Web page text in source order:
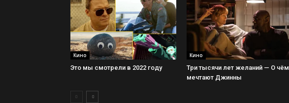
Кино
Это мы смотрели в 2022 году
Кино
Три тысячи лет желаний — О чём
мечтают Джинны